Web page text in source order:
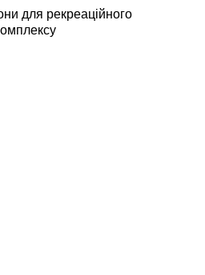
для рекреаційного